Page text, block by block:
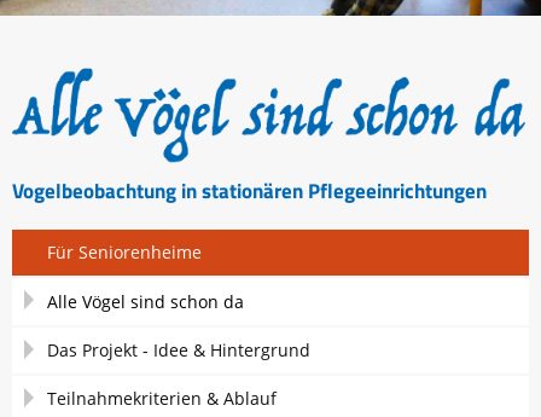
Vogelbeobachtung in stationären Pflegeeinrichtungen
Navigation
überspringen
Für Seniorenheime
Alle Vögel sind schon da
Das Projekt - Idee & Hintergrund
Teilnahmekriterien & Ablauf